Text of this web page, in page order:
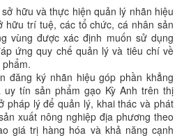
hữu và thực hiện quản lý nhãn hiệu
hữu trí tuệ, các tổ chức, cá nhân sản
vùng được xác định muốn sử dụng
ứng quy chế quản lý và tiêu chí về
đăng ký nhãn hiệu góp phần khẳng
tín sản phẩm gạo Kỳ Anh trên thị
pháp lý để quản lý, khai thác và phát
xuất nông nghiệp địa phương theo
giá trị hàng hóa và khả năng cạnh